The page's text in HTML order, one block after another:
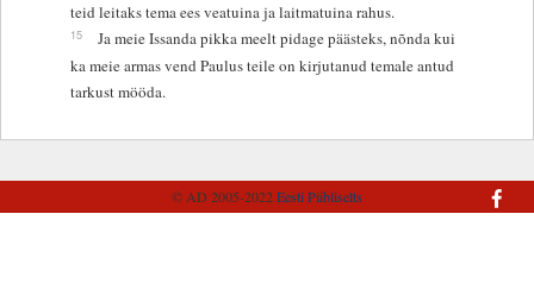
teid leitaks tema ees veatuina ja laitmatuina rahus.
15
Ja meie Issanda pikka meelt pidage päästeks, nõnda kui
ka meie armas vend Paulus teile on kirjutanud temale antud
tarkust mööda.
© AD 2005-2022Eesti Piibliselts